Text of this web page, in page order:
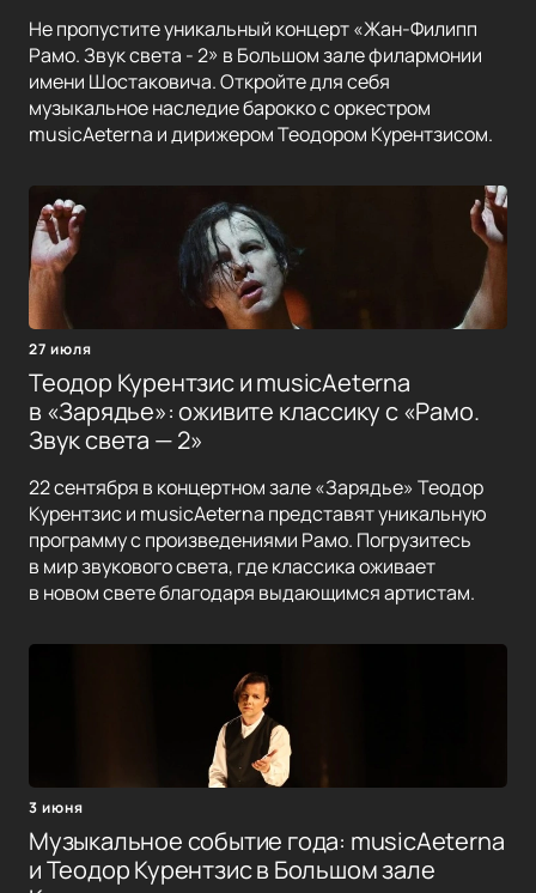
Не пропустите уникальный концерт «Жан-Филипп
Рамо. Звук света - 2» в Большом зале филармонии
имени Шостаковича. Откройте для себя
музыкальное наследие барокко с оркестром
musicAeterna и дирижером Теодором Курентзисом.
27 июля
Теодор Курентзис и musicAeterna
в «Зарядье»: оживите классику с «Рамо.
Звук света — 2»
22 сентября в концертном зале «Зарядье» Теодор
Курентзис и musicAeterna представят уникальную
программу с произведениями Рамо. Погрузитесь
в мир звукового света, где классика оживает
в новом свете благодаря выдающимся артистам.
3 июня
Музыкальное событие года: musicAeterna
и Теодор Курентзис в Большом зале